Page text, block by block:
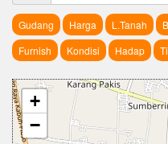
Gudang Harga L.Tanah
Furnish
Kondisi Hadap
+
−